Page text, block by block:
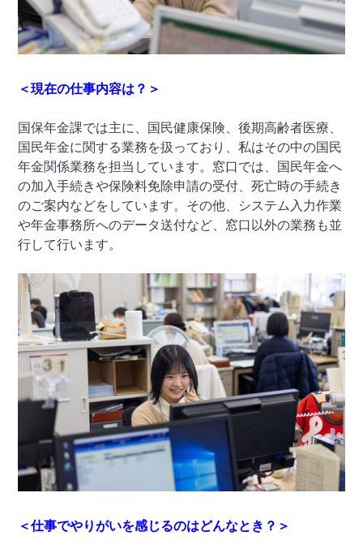
＜現在の仕事内容は？＞
国保年金課では主に、国民健康保険、後期高齢者医療、
国民年金に関する業務を扱っており、私はその中の国民
年金関係業務を担当しています。窓口では、国民年金へ
の加入手続きや保険料免除申請の受付、死亡時の手続き
のご案内などをしています。その他、システム入力作業
や年金事務所へのデータ送付など、窓口以外の業務も並
行して行います。
＜仕事でやりがいを感じるのはどんなとき？＞